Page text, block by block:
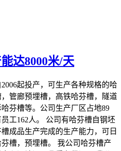
达8000米/天
起投产，可生产各种规格的哈
管廊预埋槽，高铁哈芬槽，隧道
芬槽等。公司生产厂区占地89
工162人。 公司有哈芬槽自钢坯
成品生产完成的生产能力，可日
槽，预埋槽。 我公司哈芬槽产